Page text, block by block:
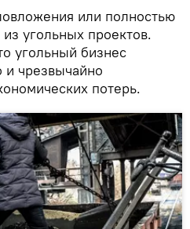
или полностью
угольных проектов.
угольный бизнес
и чрезвычайно
потерь.